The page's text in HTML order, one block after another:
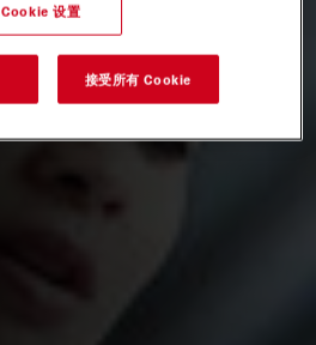
Cookie 设置
接受所有 Cookie